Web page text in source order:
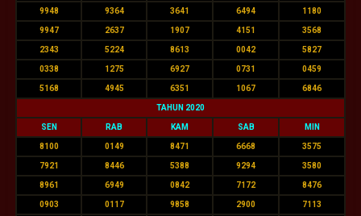
9948 9364 3641 6494 1180
9947 2637 1907 4151 3568
2343 5224 8613 0042 5827
0338 1275 6927 0731 0459
5168 4945 6351 1067 6846
TAHUN 2020
SEN RAB KAM SAB MIN
8100 0149 8471 6668 3575
7921 8446 5388 9294 3580
8961 6949 0842 7172 8476
0903 0117 9858 2900 7113